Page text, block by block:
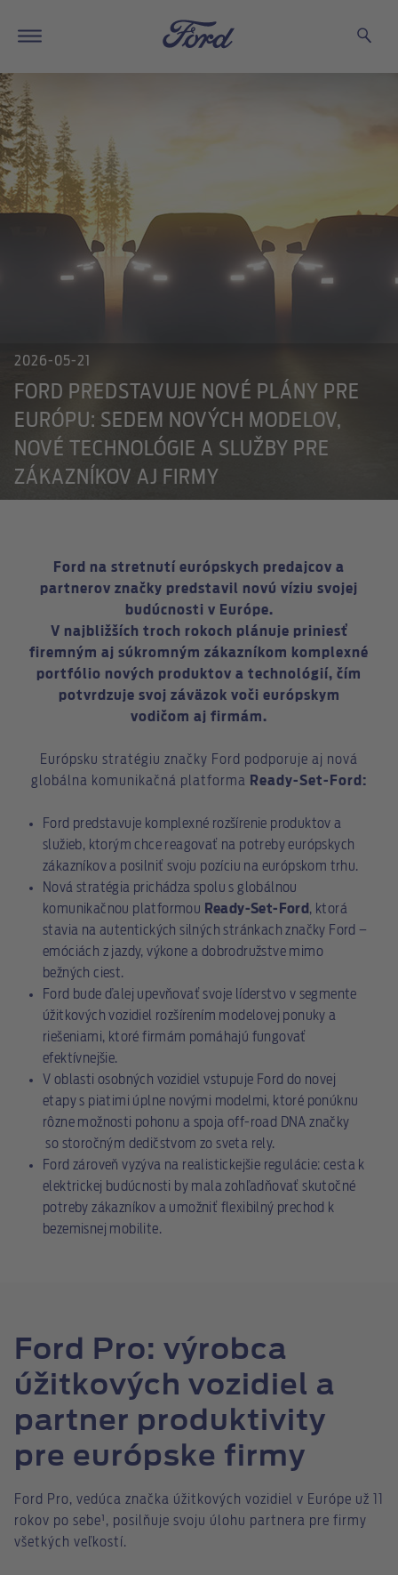
2026-05-21
FORD PREDSTAVUJE NOVÉ PLÁNY PRE
EURÓPU: SEDEM NOVÝCH MODELOV,
NOVÉ TECHNOLÓGIE A SLUŽBY PRE
ZÁKAZNÍKOV AJ FIRMY
Ford na stretnutí európskych predajcov a
partnerov značky predstavil novú víziu svojej
budúcnosti v Európe.
V najbližších troch rokoch plánuje priniesť
firemným aj súkromným zákazníkom komplexné
portfólio nových produktov a technológií, čím
potvrdzuje svoj záväzok voči európskym
vodičom aj firmám.
Európsku stratégiu značky Ford podporuje aj nová
globálna komunikačná platforma Ready-Set-Ford:
Ford predstavuje komplexné rozšírenie produktov a
služieb, ktorým chce reagovať na potreby európskych
zákazníkov a posilniť svoju pozíciu na európskom trhu.
Nová stratégia prichádza spolu s globálnou
komunikačnou platformou Ready-Set-Ford , ktorá
stavia na autentických silných stránkach značky Ford –
emóciách z jazdy, výkone a dobrodružstve mimo
bežných ciest.
Ford bude ďalej upevňovať svoje líderstvo v segmente
úžitkových vozidiel rozšírením modelovej ponuky a
riešeniami, ktoré firmám pomáhajú fungovať
efektívnejšie.
V oblasti osobných vozidiel vstupuje Ford do novej
etapy s piatimi úplne novými modelmi, ktoré ponúknu
rôzne možnosti pohonu a spoja off-road DNA značky
so storočným dedičstvom zo sveta rely.
Ford zároveň vyzýva na realistickejšie regulácie: cesta k
elektrickej budúcnosti by mala zohľadňovať skutočné
potreby zákazníkov a umožniť flexibilný prechod k
bezemisnej mobilite.
Ford Pro: výrobca
úžitkových vozidiel a
partner produktivity
pre európske firmy
Ford Pro, vedúca značka úžitkových vozidiel v Európe už 11
rokov po sebe¹, posilňuje svoju úlohu partnera pre firmy
všetkých veľkostí.